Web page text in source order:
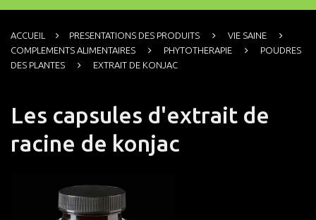
ACCUEIL PRESENTATIONS DES PRODUITS
VIE SAINE
COMPLEMENTS ALIMENTAIRES
PHYTOTHERAPIE
POUDRES
DES PLANTES
EXTRAIT DE KONJAC
Les capsules d'extrait de
racine de konjac